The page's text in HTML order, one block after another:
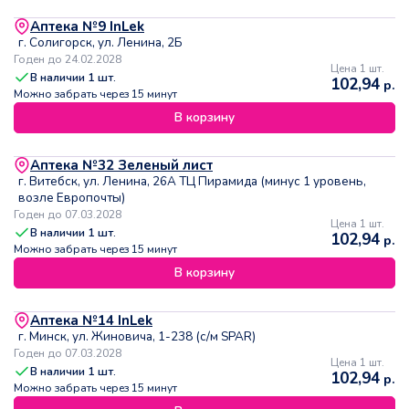
Аптека №9 InLek
г. Солигорск, ул. Ленина, 2Б
Годен до 24.02.2028
В наличии 1 шт.
Можно забрать через 15 минут
Цена 1 шт.
102,94 р.
В корзину
Аптека №32 Зеленый лист
г. Витебск, ул. Ленина, 26А ТЦ Пирамида (минус 1 уровень,
возле Европочты)
Годен до 07.03.2028
В наличии 1 шт.
Можно забрать через 15 минут
Цена 1 шт.
102,94 р.
В корзину
Аптека №14 InLek
г. Минск, ул. Жиновича, 1-238 (с/м SPAR)
Годен до 07.03.2028
В наличии 1 шт.
Можно забрать через 15 минут
Цена 1 шт.
102,94 р.